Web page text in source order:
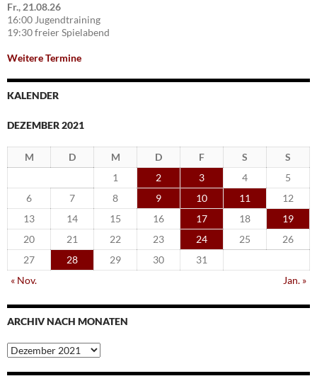
Fr., 21.08.26
16:00 Jugendtraining
19:30 freier Spielabend
Weitere Termine
KALENDER
DEZEMBER 2021
M D M D F S
S
1
2 3 4
5
6
7 8 9 10 11
12
13
14 15 16 17 18
19
20
21 22 23 24 25
26
27
28 29 30
31
« Nov.
Jan. »
ARCHIV NACH MONATEN
Archiv
nach
Monaten